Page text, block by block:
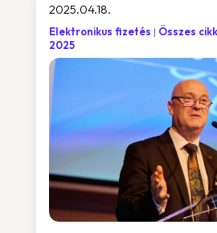
2025.04.18.
Elektronikus fizetés Összes cikk
2025